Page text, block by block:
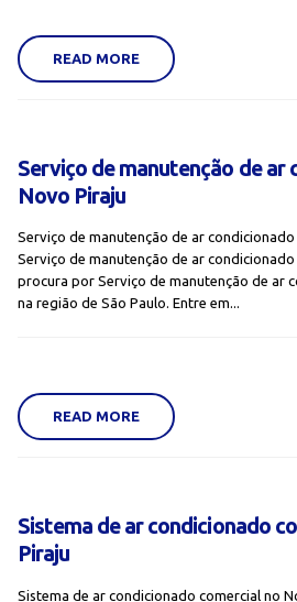
READ MORE
Serviço de manutenção de ar
Novo Piraju
Serviço de manutenção de ar
Serviço de manutenção de ar condicionado
procura por Serviço de manutenção de ar
na região de São Paulo. Entre em...
READ MORE
Sistema de ar condicionado
Piraju
Sistema de ar condicionado comercial no